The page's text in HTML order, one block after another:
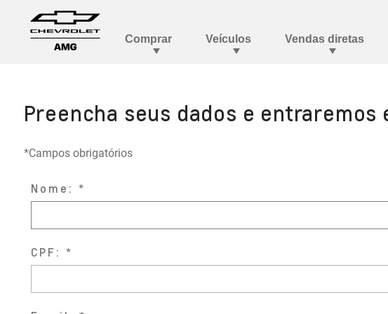
Preencha seus dados e entraremos
*Campos obrigatórios
Nome:
CPF: